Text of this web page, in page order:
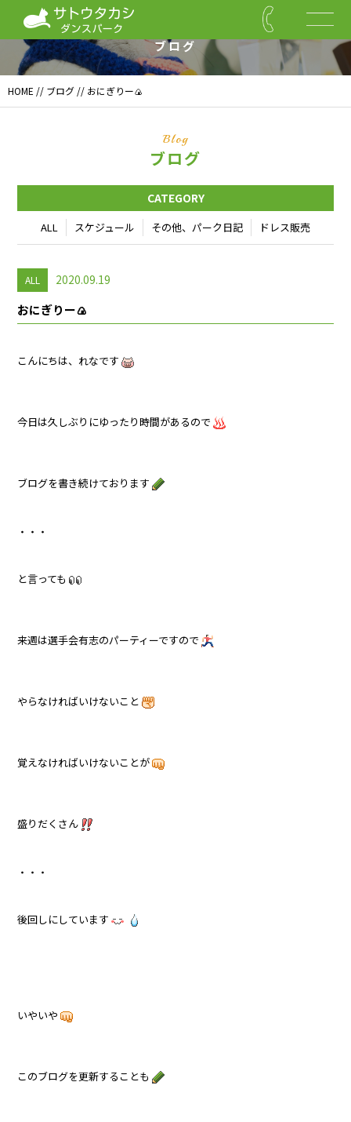
ブログ
HOME // ブログ // おにぎりー🍙
Blog
ブログ
CATEGORY
ALL スケジュール その他、パーク日記 ドレス販売
ALL 2020.09.19
おにぎりー🍙
こんにちは、れなです
今日は久しぶりにゆったり時間があるので
ブログを書き続けております
・・・
と言っても
来週は選手会有志のパーティーですので
やらなければいけないこと
覚えなければいけないことが
盛りだくさん
・・・
後回しにしています
いやいや
このブログを更新することも